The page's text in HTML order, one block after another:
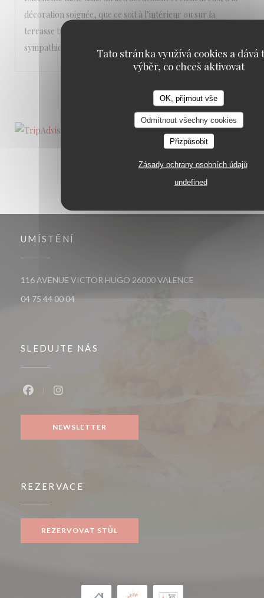
Tato stránka využívá cookies a dává
výběr, co chceš aktivovat
OK, přijmout vše
Odmítnout všechny cookies
Přizpůsobit
Zásady ochrany osobních údajů
undefined
décoration soignée, que ce soit à l’intérieur ou sur la
terrasse très agréable. Le personnel est vraiment
sympathique!
3
UMÍSTĚNÍ
116 AVENUE VICTOR HUGO 26000 VALENCE
04 75 44 00 04
SLEDUJTE NÁS
NEWSLETTER
REZERVACE
REZERVOVAT STŮL